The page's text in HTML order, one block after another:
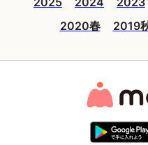
2020春
2019